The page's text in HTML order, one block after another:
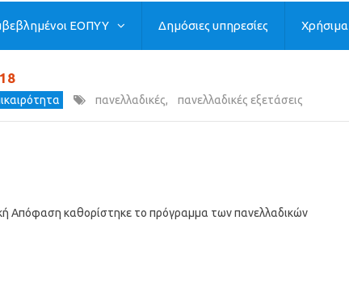
ΕΟΠΥΥ Δημόσιες υπηρεσίες Χρήσιμα
πανελλαδικές, πανελλαδικές εξετάσεις
Απόφαση καθορίστηκε το πρόγραμμα των πανελλαδικών